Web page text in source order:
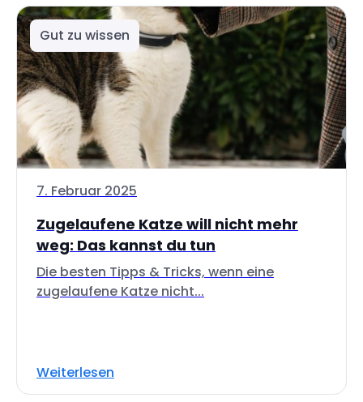
Gut zu wissen
7. Februar 2025
Zugelaufene Katze will nicht mehr
weg: Das kannst du tun
Die besten Tipps & Tricks, wenn eine
zugelaufene Katze nicht...
Weiterlesen